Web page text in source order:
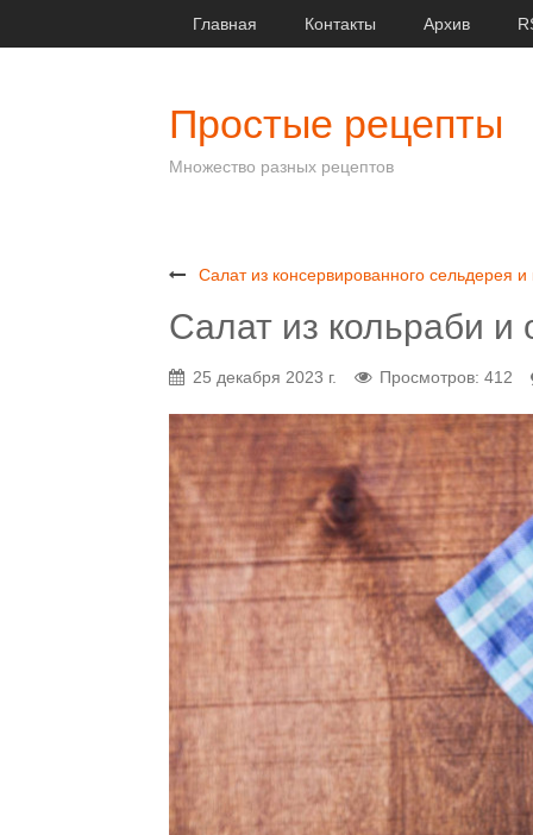
Главная Контакты Архив
Простые рецепты
Множество разных рецептов
Салат из консервированного сельдерея
Салат из кольраби и
25 декабря 2023 г. Просмотров: 412